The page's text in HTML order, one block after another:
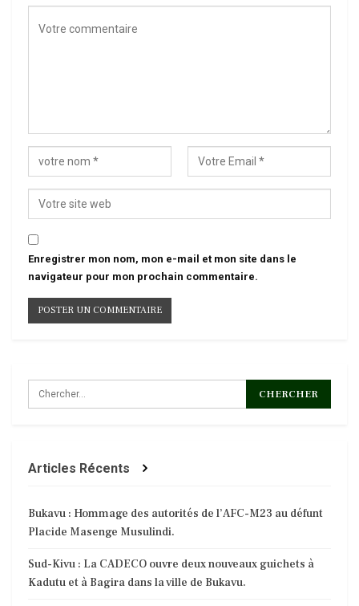
Enregistrer mon nom, mon e-mail et mon site dans le
navigateur pour mon prochain commentaire.
Articles Récents
Bukavu : Hommage des autorités de l’AFC-M23 au défunt
Placide Masenge Musulindi.
Sud-Kivu : La CADECO ouvre deux nouveaux guichets à
Kadutu et à Bagira dans la ville de Bukavu.